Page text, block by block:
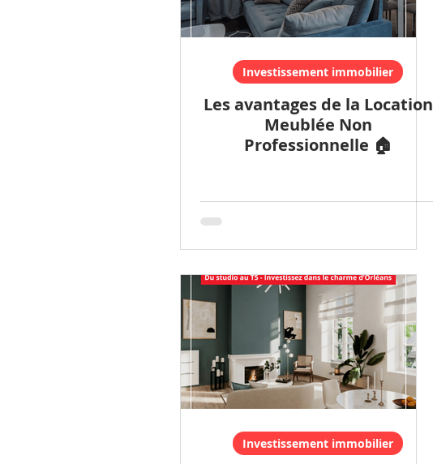
Investissement immobilier
Les avantages de la Location
Meublée Non
Professionnelle 🏠
Investissement immobilier